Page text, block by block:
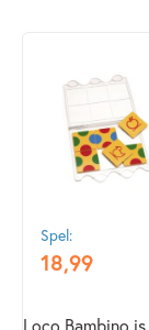
Spel:
18,99
Loco Bambino